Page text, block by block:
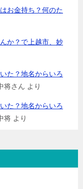
お金持ち？何のた
か？で上越市、妙
た？地名からいろ
将さん より
た？地名からいろ
将 より